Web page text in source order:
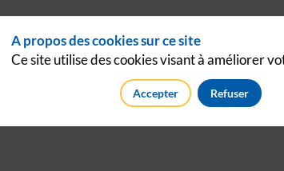
A propos des cookies sur ce site
Ce site utilise des cookies visant à améliorer
Accepter Refuser